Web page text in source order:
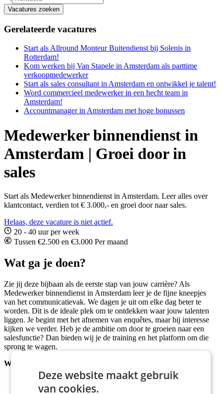
Vacatures zoeken
Gerelateerde vacatures
Start als Allround Monteur Buitendienst bij Solenis in
Rotterdam!
Kom werken bij Van Stapele in Amsterdam als parttime
verkoopmedewerker
Start als sales consultant in Amsterdam en ontwikkel je talent!
Word commercieel medewerker in een hecht team in
Amsterdam!
Accountmanager in Amsterdam met hoge bonussen
Medewerker binnendienst in
Amsterdam | Groei door in
sales
Start als Medewerker binnendienst in Amsterdam. Leer alles over
klantcontact, verdien tot € 3.000,- en groei door naar sales.
Helaas, deze vacature is niet actief.
20 - 40 uur per week
Tussen €2.500 en €3.000 Per maand
Wat ga je doen?
Zie jij deze bijbaan als de eerste stap van jouw carrière? Als
Medewerker binnendienst in Amsterdam leer je de fijne kneepjes
van het communicatievak. We dagen je uit om elke dag beter te
worden. Dit is de ideale plek om te ontdekken waar jouw talenten
liggen. Je begint met het afnemen van enquêtes, maar bij interesse
kijken we verder. Heb je de ambitie om door te groeien naar een
salesfunctie? Dan bieden wij je de training en het platform om die
sprong te wagen.
Wat worden jouw taken?
Je verzamelt essentiële marktinformatie via gestructureerde
gesprekken, door middel van enquêtes.
Deze website maakt gebruik
van cookies.